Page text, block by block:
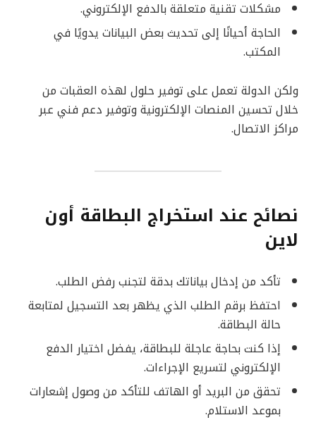
مشكلات تقنية متعلقة بالدفع الإلكتروني.
الحاجة أحيانًا إلى تحديث بعض البيانات يدويًا في
المكتب.
ولكن الدولة تعمل على توفير حلول لهذه العقبات من
خلال تحسين المنصات الإلكترونية وتوفير دعم فني عبر
مراكز الاتصال.
نصائح عند استخراج البطاقة أون
لاين
تأكد من إدخال بياناتك بدقة لتجنب رفض الطلب.
احتفظ برقم الطلب الذي يظهر بعد التسجيل لمتابعة
حالة البطاقة.
إذا كنت بحاجة عاجلة للبطاقة، يفضل اختيار الدفع
الإلكتروني لتسريع الإجراءات.
تحقق من البريد أو الهاتف للتأكد من وصول إشعارات
بموعد الاستلام.